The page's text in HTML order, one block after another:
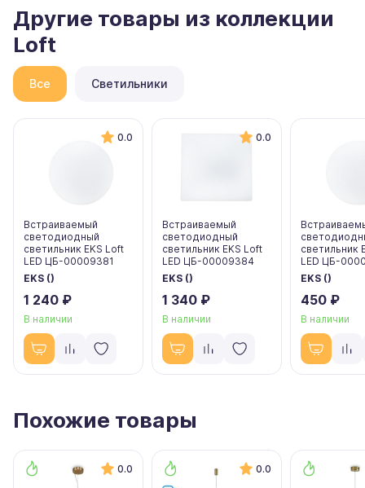
Другие товары из коллекции
Loft
Все Светильники
0.0
Встраиваемый
светодиодный
светильник EKS Loft
LED ЦБ-00009381
EKS ()
1 240 ₽
В наличии
0.0
Встраиваемый
светодиодный
светильник EKS Loft
LED ЦБ-00009384
EKS ()
1 340 ₽
В наличии
светильник
LED ЦБ-
EKS ()
450 ₽
В наличии
Похожие товары
0.0 0.0